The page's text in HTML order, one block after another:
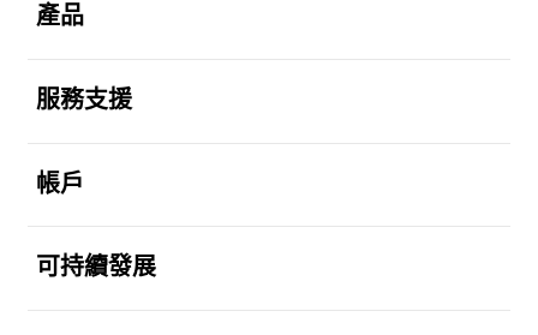
產品
服務支援
帳戶
可持續發展